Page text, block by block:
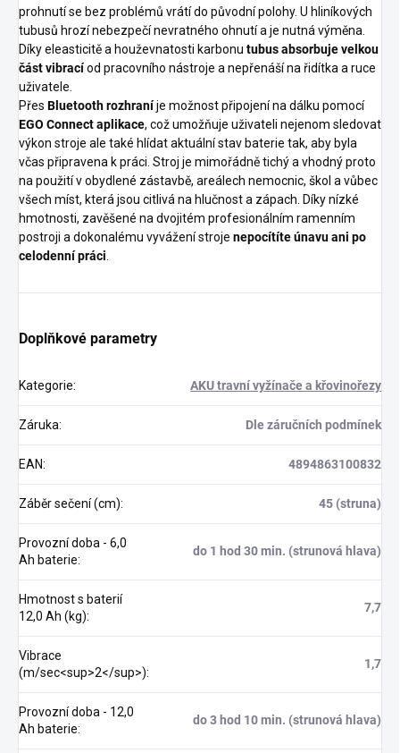
prohnutí se bez problémů vrátí do původní polohy. U hliníkových
tubusů hrozí nebezpečí nevratného ohnutí a je nutná výměna.
Díky eleasticitě a houževnatosti karbonu tubus absorbuje velkou
část vibracíod pracovního nástroje a nepřenáší na řidítka a ruce
uživatele.
Přes Bluetooth rozhraníje možnost připojení na dálku pomocí
EGO Connect aplikace, což umožňuje uživateli nejenom sledovat
výkon stroje ale také hlídat aktuální stav baterie tak, aby byla
včas připravena k práci. Stroj je mimořádně tichý a vhodný proto
na použití v obydlené zástavbě, areálech nemocnic, škol a vůbec
všech míst, která jsou citlivá na hlučnost a zápach. Díky nízké
hmotnosti, zavěšené na dvojitém profesionálním ramenním
postroji a dokonalému vyvážení stroje nepocítíte únavu ani po
celodenní práci
Doplňkové parametry
Kategorie: AKU travní vyžínače a křovinořezy
Záruka: Dle záručních podmínek
EAN: 4894863100832
Záběr sečení (cm): 45 (struna)
Provozní doba - 6,0
Ah baterie:
do 1 hod 30 min. (strunová hlava)
Hmotnost s baterií
12,0 Ah (kg):
7,7
Vibrace
(m/sec<sup>2</sup>):
1,7
Provozní doba - 12,0
Ah baterie:
do 3 hod 10 min. (strunová hlava)